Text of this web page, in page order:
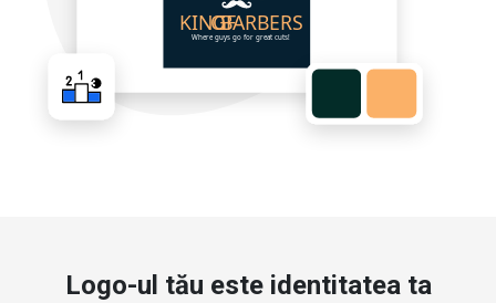
Logo-ul tău este identitatea ta